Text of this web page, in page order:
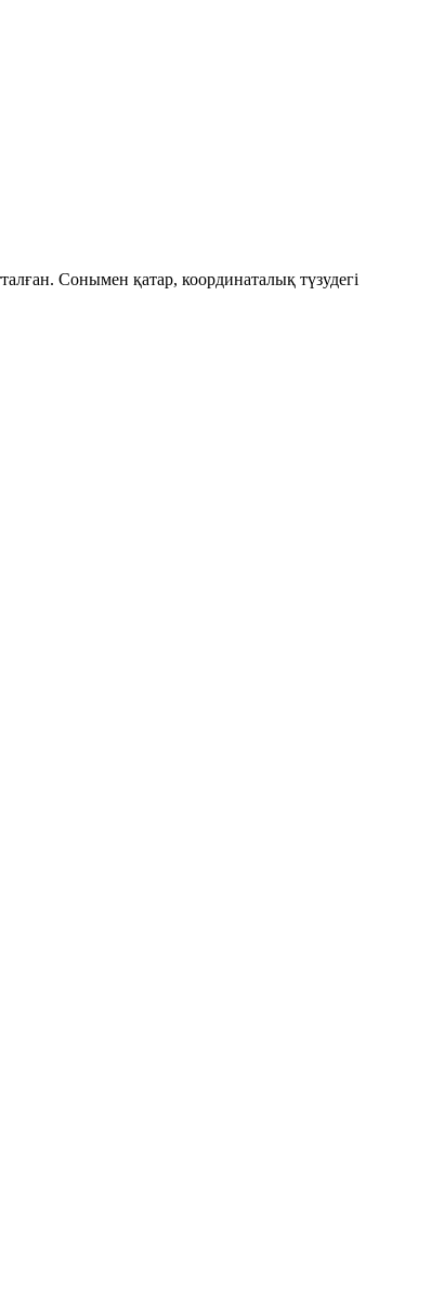
Сонымен қатар, координаталық түзудегі